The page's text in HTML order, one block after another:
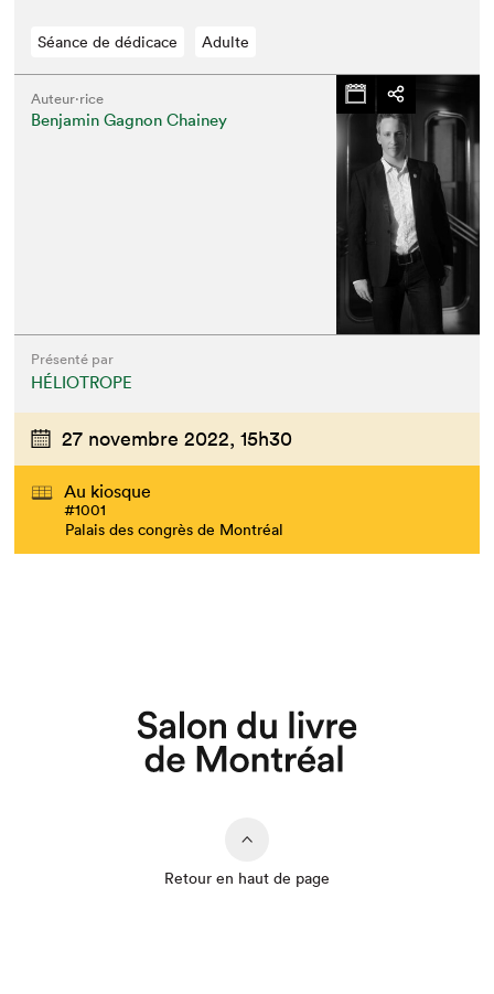
Que cherchez-vous?
Séance de dédicace Adulte
Auteur·rice
Benjamin Gagnon Chainey
Présenté par
HÉLIOTROPE
27 novembre 2022, 15h30
Au kiosque
#1001
Palais des congrès de Montréal
Retour en haut de page